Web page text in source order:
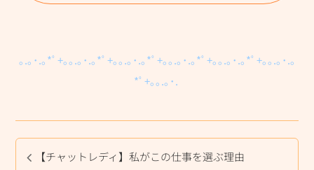
｡.｡･.｡*ﾟ+｡｡.｡･.｡*ﾟ+｡｡.｡･.｡*ﾟ+｡｡.｡･.｡*ﾟ+｡｡.｡･.｡*ﾟ+｡｡.｡･.｡
*ﾟ+｡｡.｡･.
【チャットレディ】私がこの仕事を選ぶ理由